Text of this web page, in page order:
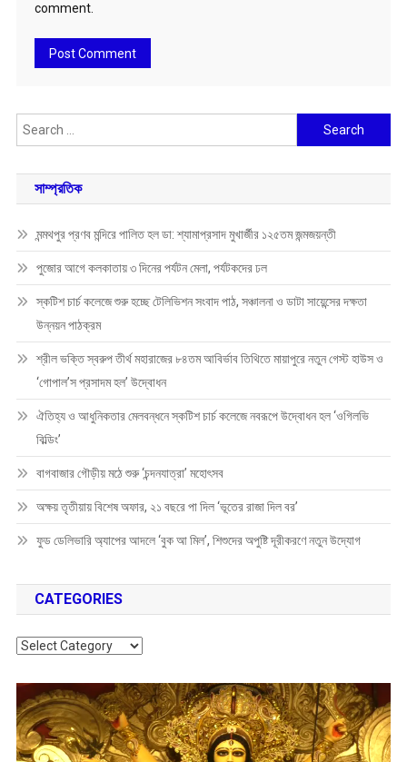
comment.
Search
for:
সাম্প্রতিক
মন্মথপুর প্রণব মন্দিরে পালিত হল ডা: শ্যামাপ্রসাদ মুখার্জীর ১২৫তম জন্মজয়ন্তী
পুজোর আগে কলকাতায় ৩ দিনের পর্যটন মেলা, পর্যটকদের ঢল
স্কটিশ চার্চ কলেজে শুরু হচ্ছে টেলিভিশন সংবাদ পাঠ, সঞ্চালনা ও ডাটা সায়েন্সের দক্ষতা
উন্নয়ন পাঠক্রম
শ্রীল ভক্তি স্বরুপ তীর্থ মহারাজের ৮৪তম আবির্ভাব তিথিতে মায়াপুরে নতুন গেস্ট হাউস ও
‘গোপাল’স প্রসাদম হল’ উদ্বোধন
ঐতিহ্য ও আধুনিকতার মেলবন্ধনে স্কটিশ চার্চ কলেজে নবরূপে উদ্বোধন হল ‘ওগিলভি
বিল্ডিং’
বাগবাজার গৌড়ীয় মঠে শুরু ‘চন্দনযাত্রা’ মহোৎসব
অক্ষয় তৃতীয়ায় বিশেষ অফার, ২১ বছরে পা দিল ‘ভূতের রাজা দিল বর’
ফুড ডেলিভারি অ্যাপের আদলে ‘বুক আ মিল’, শিশুদের অপুষ্টি দূরীকরণে নতুন উদ্যোগ
CATEGORIES
Categories